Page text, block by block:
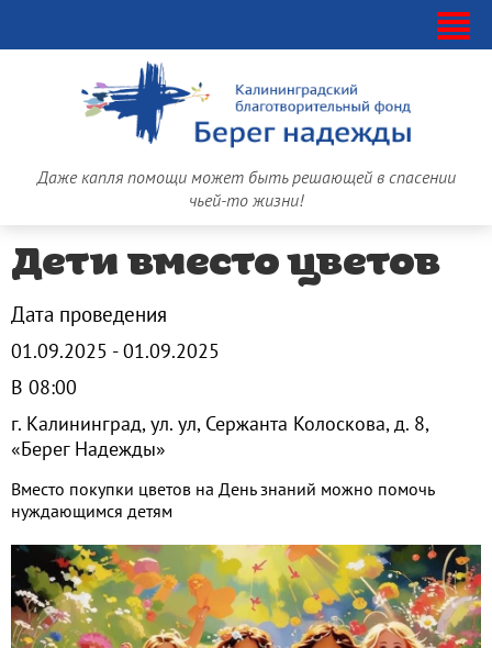
Даже капля помощи может быть решающей в спасении
чьей-то жизни!
Дети вместо цветов
Дата проведения
01.09.2025 - 01.09.2025
В 08:00
г. Калининград, ул. ул, Сержанта Колоскова, д. 8,
«Берег Надежды»
Вместо покупки цветов на День знаний можно помочь
нуждающимся детям